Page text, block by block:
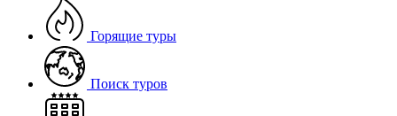
Горящие туры
Поиск туров